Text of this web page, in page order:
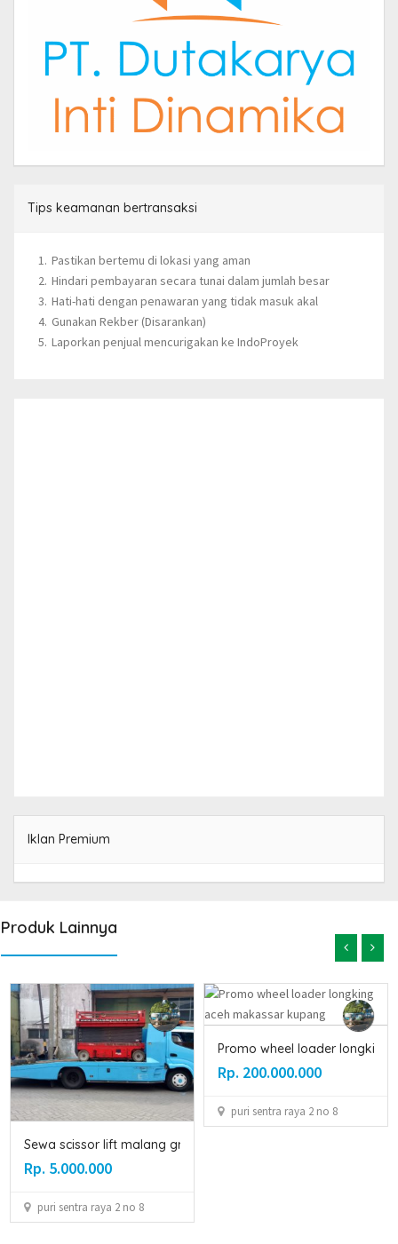
Tips keamanan bertransaksi
Pastikan bertemu di lokasi yang aman
Hindari pembayaran secara tunai dalam jumlah besar
Hati-hati dengan penawaran yang tidak masuk akal
Gunakan Rekber (Disarankan)
Laporkan penjual mencurigakan ke IndoProyek
Iklan Premium
Produk Lainnya
malang gresik pas...
no 8
Promo wheel loader longking aceh ma...
Rp. 200.000.000
puri sentra raya 2 no 8
Rental boom lift
Rp. 5.000.000
Surabaya